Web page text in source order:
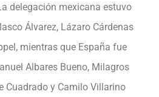
delegación mexicana estuvo
Álvarez, Lázaro Cárdenas
mientras que España fue
Albares Bueno, Milagros
Cuadrado y Camilo Villarino